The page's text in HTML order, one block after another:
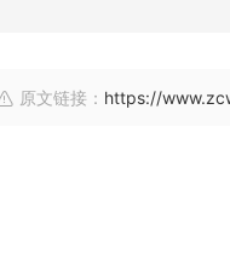
原文链接： https://